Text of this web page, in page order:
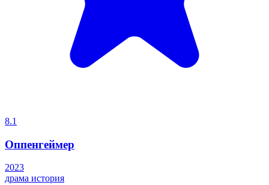
8.1
Оппенгеймер
2023
драма история